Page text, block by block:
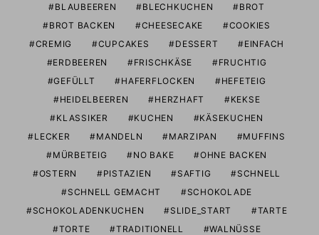
BLAUBEEREN BLECHKUCHEN
BROT
BROT BACKEN
CHEESECAKE
COOKIES
CREMIG
CUPCAKES DESSERT
EINFACH
ERDBEEREN
FRISCHKÄSE
FRUCHTIG
GEFÜLLT
HAFERFLOCKEN
HEFETEIG
HEIDELBEEREN
HERZHAFT
KEKSE
KLASSIKER
KUCHEN
KÄSEKUCHEN
LECKER
MANDELN MARZIPAN
MUFFINS
MÜRBETEIG
NO BAKE
OHNE BACKEN
OSTERN
PISTAZIEN SAFTIG
SCHNELL
SCHNELL GEMACHT
SCHOKOLADE
SCHOKOLADENKUCHEN
SLIDE_START
TARTE
TORTE
TRADITIONELL
WALNÜSSE